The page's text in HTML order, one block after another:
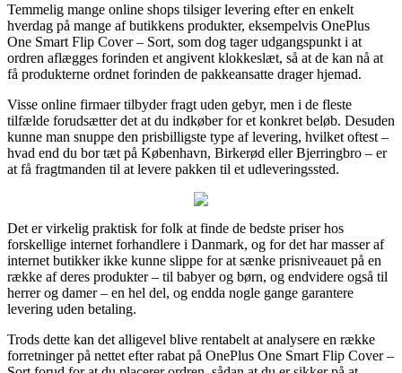
Temmelig mange online shops tilsiger levering efter en enkelt
hverdag på mange af butikkens produkter, eksempelvis OnePlus
One Smart Flip Cover – Sort, som dog tager udgangspunkt i at
ordren aflægges forinden et angivent klokkeslæt, så at de kan nå at
få produkterne ordnet forinden de pakkeansatte drager hjemad.
Visse online firmaer tilbyder fragt uden gebyr, men i de fleste
tilfælde forudsætter det at du indkøber for et konkret beløb. Desuden
kunne man snuppe den prisbilligste type af levering, hvilket oftest –
hvad end du bor tæt på København, Birkerød eller Bjerringbro – er
at få fragtmanden til at levere pakken til et udleveringssted.
Det er virkelig praktisk for folk at finde de bedste priser hos
forskellige internet forhandlere i Danmark, og for det har masser af
internet butikker ikke kunne slippe for at sænke prisniveauet på en
række af deres produkter – til babyer og børn, og endvidere også til
herrer og damer – en hel del, og endda nogle gange garantere
levering uden betaling.
Trods dette kan det alligevel blive rentabelt at analysere en række
forretninger på nettet efter rabat på OnePlus One Smart Flip Cover –